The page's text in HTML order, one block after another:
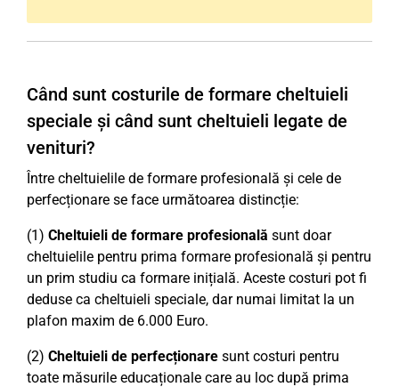
Când sunt costurile de formare cheltuieli
speciale și când sunt cheltuieli legate de
venituri?
Între cheltuielile de formare profesională și cele de
perfecționare se face următoarea distincție:
(1) Cheltuieli de formare profesională sunt doar
cheltuielile pentru prima formare profesională și pentru
un prim studiu ca formare inițială. Aceste costuri pot fi
deduse ca cheltuieli speciale, dar numai limitat la un
plafon maxim de 6.000 Euro.
(2) Cheltuieli de perfecționare sunt costuri pentru
toate măsurile educaționale care au loc după prima